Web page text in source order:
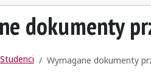
dokumenty
Studenci Wymagane dokumenty